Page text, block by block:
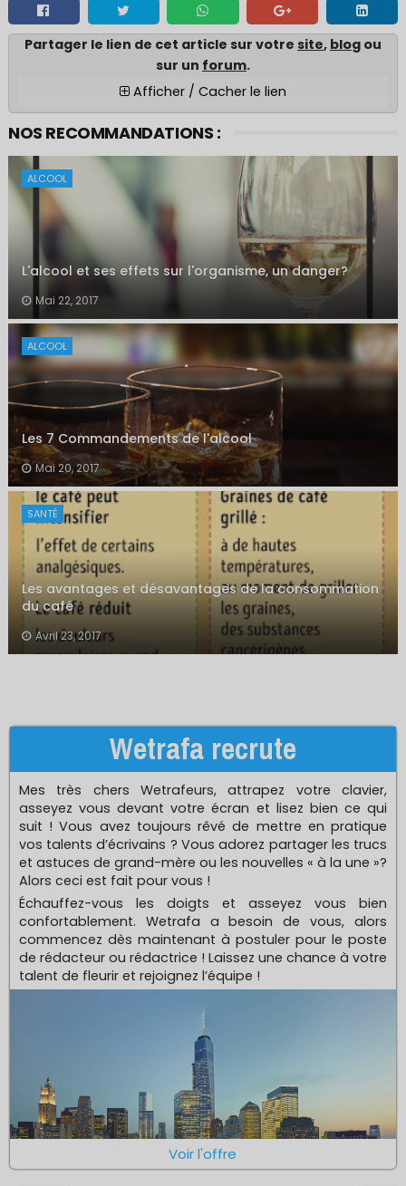
Partager le lien de cet article sur votre site, blog ou
sur un forum.
Afficher / Cacher le lien
NOS RECOMMANDATIONS :
ALCOOL
L'alcool et ses effets sur l'organisme, un danger?
Mai 22, 2017
ALCOOL
Les 7 Commandements de l'alcool
Mai 20, 2017
SANTÉ
Les avantages et désavantages de la consommation
du café
Avril 23, 2017
Wetrafa recrute
Mes très chers Wetrafeurs, attrapez votre clavier,
asseyez vous devant votre écran et lisez bien ce qui
suit ! Vous avez toujours rêvé de mettre en pratique
vos talents d’écrivains ? Vous adorez partager les trucs
et astuces de grand-mère ou les nouvelles « à la une »?
Alors ceci est fait pour vous !
Échauffez-vous les doigts et asseyez vous bien
confortablement. Wetrafa a besoin de vous, alors
commencez dès maintenant à postuler pour le poste
de rédacteur ou rédactrice ! Laissez une chance à votre
talent de fleurir et rejoignez l’équipe !
Voir l'offre